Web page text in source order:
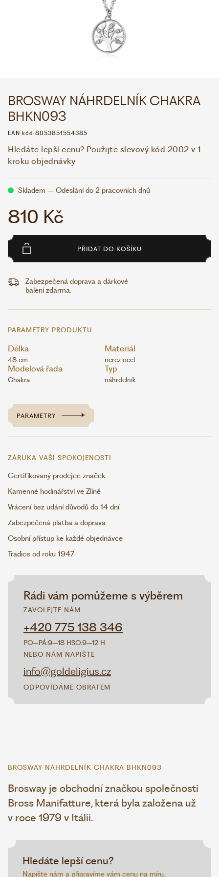
WHATSAPP
VOLEJTE 9:00–18:00+420 775 138 346
Rádi vám pomůžeme s výběrem
ZAVOLEJTE NÁM
+420 775 138 346
PO–PÁ:9–18 HSO:9–12 H
NEBO NÁM NAPIŠTE
info@goldeligius.cz
ODPOVÍDÁME OBRATEM
BROSWAY NÁHRDELNÍK CHAKRA
BHKN093
EAN kód:8053851554385
Hledáte lepší cenu? Použijte slevový kód 2002 v 1.
kroku objednávky
Skladem – Odeslání do 2 pracovních dnů
810 Kč
PŘIDAT DO KOŠÍKU
Zabezpečená doprava a dárkové
balení zdarma.
PARAMETRY PRODUKTU
Délka
48 cm
Materiál
nerez ocel
Modelová řada
Chakra
Typ
náhrdelník
PARAMETRY
ZÁRUKA VAŠÍ SPOKOJENOSTI
Certifikovaný prodejce značek
Kamenné hodinářství ve Zlíně
Vrácení bez udání důvodů do 14 dní
Zabezpečená platba a doprava
Osobní přístup ke každé objednávce
Tradice od roku 1947
BROSWAY NÁHRDELNÍK CHAKRA BHKN093
Brosway je obchodní značkou společnosti
Bross Manifatture, která byla založena už
v roce 1979 v Itálii.
Hledáte lepší cenu?
Napište nám a připravíme vám cenu na míru.